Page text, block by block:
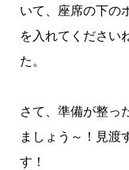
いて、座席の下の
を入れてください
た。
さて、準備が整っ
ましょう～！見渡
す！